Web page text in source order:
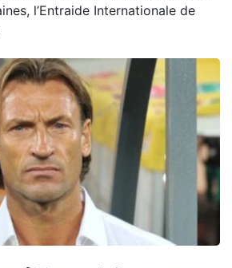
l’Entraide Internationale de